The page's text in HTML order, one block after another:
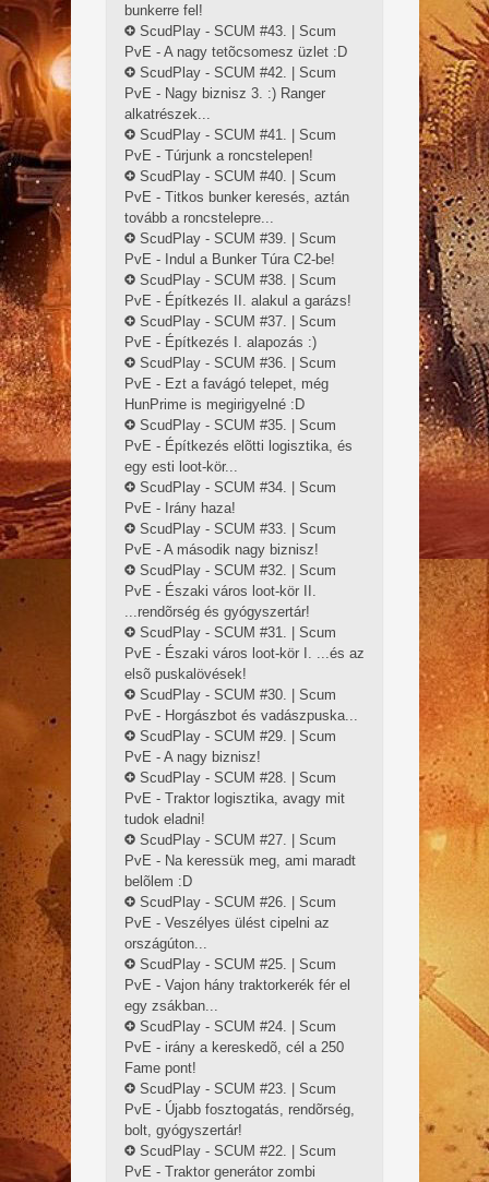
bunkerre fel!
ScudPlay - SCUM #43. | Scum
PvE - A nagy tetõcsomesz üzlet :D
ScudPlay - SCUM #42. | Scum
PvE - Nagy biznisz 3. :) Ranger
alkatrészek...
ScudPlay - SCUM #41. | Scum
PvE - Túrjunk a roncstelepen!
ScudPlay - SCUM #40. | Scum
PvE - Titkos bunker keresés, aztán
tovább a roncstelepre...
ScudPlay - SCUM #39. | Scum
PvE - Indul a Bunker Túra C2-be!
ScudPlay - SCUM #38. | Scum
PvE - Építkezés II. alakul a garázs!
ScudPlay - SCUM #37. | Scum
PvE - Építkezés I. alapozás :)
ScudPlay - SCUM #36. | Scum
PvE - Ezt a favágó telepet, még
HunPrime is megirigyelné :D
ScudPlay - SCUM #35. | Scum
PvE - Építkezés elõtti logisztika, és
egy esti loot-kör...
ScudPlay - SCUM #34. | Scum
PvE - Irány haza!
ScudPlay - SCUM #33. | Scum
PvE - A második nagy biznisz!
ScudPlay - SCUM #32. | Scum
PvE - Északi város loot-kör II.
...rendõrség és gyógyszertár!
ScudPlay - SCUM #31. | Scum
PvE - Északi város loot-kör I. ...és az
elsõ puskalövések!
ScudPlay - SCUM #30. | Scum
PvE - Horgászbot és vadászpuska...
ScudPlay - SCUM #29. | Scum
PvE - A nagy biznisz!
ScudPlay - SCUM #28. | Scum
PvE - Traktor logisztika, avagy mit
tudok eladni!
ScudPlay - SCUM #27. | Scum
PvE - Na keressük meg, ami maradt
belõlem :D
ScudPlay - SCUM #26. | Scum
PvE - Veszélyes ülést cipelni az
országúton...
ScudPlay - SCUM #25. | Scum
PvE - Vajon hány traktorkerék fér el
egy zsákban...
ScudPlay - SCUM #24. | Scum
PvE - irány a kereskedõ, cél a 250
Fame pont!
ScudPlay - SCUM #23. | Scum
PvE - Újabb fosztogatás, rendõrség,
bolt, gyógyszertár!
ScudPlay - SCUM #22. | Scum
PvE - Traktor generátor zombi